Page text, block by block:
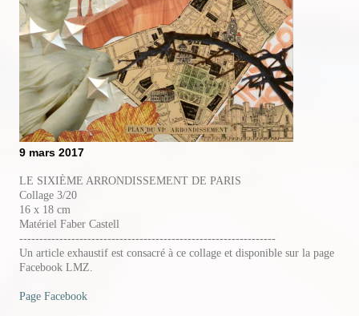
9 mars 2017
LE SIXIÈME ARRONDISSEMENT DE PARIS
Collage 3/20
16 x 18 cm
Matériel Faber Castell
----------------------------------------------------------------
Un article exhaustif est consacré à ce collage et disponible sur la page
Facebook LMZ.
Page Facebook